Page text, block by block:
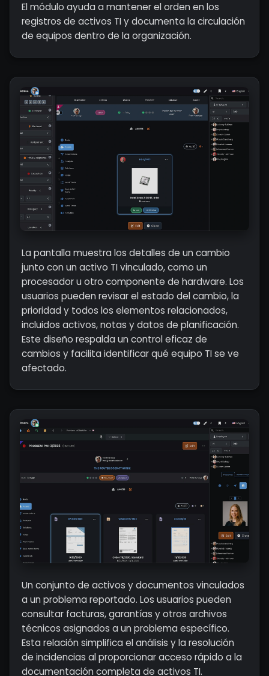
El módulo ayuda a mantener el orden en los
registros de activos TI y documenta la circulación
de equipos dentro de la organización.
La pantalla muestra los detalles de un cambio
junto con un activo TI vinculado, como un
procesador u otro componente de hardware. Los
usuarios pueden revisar el estado del cambio, la
prioridad y todos los elementos relacionados,
incluidos activos, notas y datos de planificación.
Este diseño respalda un control eficaz de
cambios y facilita identificar qué equipo TI se ve
afectado.
Un conjunto de activos y documentos vinculados
a un problema reportado. Los usuarios pueden
consultar facturas, garantías y otros archivos
técnicos asignados a un problema específico.
Esta relación simplifica el análisis y la resolución
de incidencias al proporcionar acceso rápido a la
documentación completa de activos TI.